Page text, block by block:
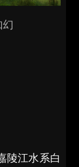
陵江水系白